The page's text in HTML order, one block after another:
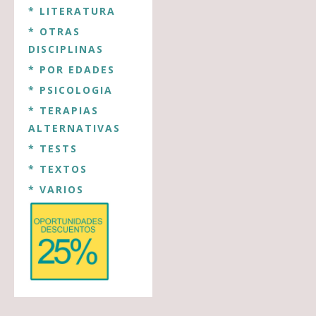
* LITERATURA
* OTRAS
DISCIPLINAS
* POR EDADES
* PSICOLOGIA
* TERAPIAS
ALTERNATIVAS
* TESTS
* TEXTOS
* VARIOS